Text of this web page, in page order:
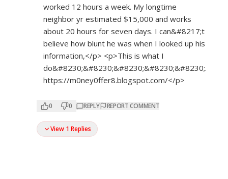
worked 12 hours a week. My longtime
neighbor yr estimated $15,000 and works
about 20 hours for seven days. I can&#8217;t
believe how blunt he was when I looked up his
information,</p> <p>This is what I
do&#8230;&#8230;&#8230;&#8230;&#8230;.
https://m0ney0ffer8.blogspot.com/</p>
0 0 REPLY REPORT COMMENT
View 1 Replies